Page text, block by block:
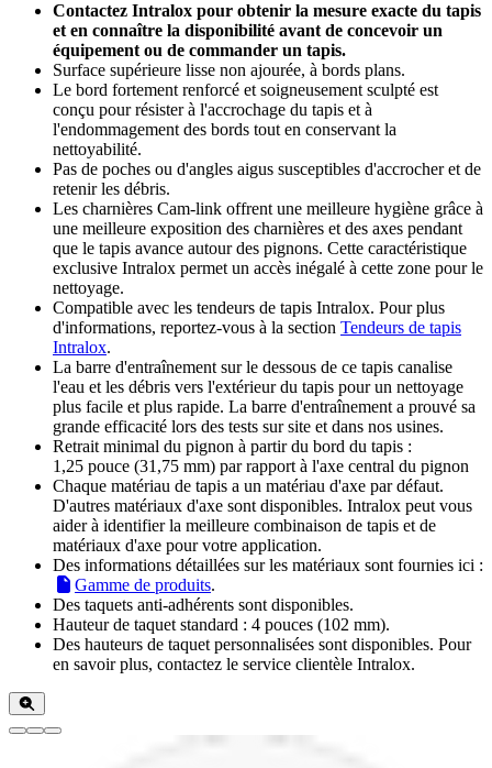
Contactez Intralox pour obtenir la mesure exacte du tapis
et en connaître la disponibilité avant de concevoir un
équipement ou de commander un tapis.
Surface supérieure lisse non ajourée, à bords plans.
Le bord fortement renforcé et soigneusement sculpté est
conçu pour résister à l'accrochage du tapis et à
l'endommagement des bords tout en conservant la
nettoyabilité.
Pas de poches ou d'angles aigus susceptibles d'accrocher et de
retenir les débris.
Les charnières Cam-link offrent une meilleure hygiène grâce à
une meilleure exposition des charnières et des axes pendant
que le tapis avance autour des pignons. Cette caractéristique
exclusive Intralox permet un accès inégalé à cette zone pour le
nettoyage.
Compatible avec les tendeurs de tapis Intralox. Pour plus
d'informations, reportez-vous à la section Tendeurs de tapis
Intralox.
La barre d'entraînement sur le dessous de ce tapis canalise
l'eau et les débris vers l'extérieur du tapis pour un nettoyage
plus facile et plus rapide. La barre d'entraînement a prouvé sa
grande efficacité lors des tests sur site et dans nos usines.
Retrait minimal du pignon à partir du bord du tapis :
1,25 pouce (31,75 mm) par rapport à l'axe central du pignon
Chaque matériau de tapis a un matériau d'axe par défaut.
D'autres matériaux d'axe sont disponibles. Intralox peut vous
aider à identifier la meilleure combinaison de tapis et de
matériaux d'axe pour votre application.
Des informations détaillées sur les matériaux sont fournies ici :
Gamme de produits.
Des taquets anti-adhérents sont disponibles.
Hauteur de taquet standard : 4 pouces (102 mm).
Des hauteurs de taquet personnalisées sont disponibles. Pour
en savoir plus, contactez le service clientèle Intralox.